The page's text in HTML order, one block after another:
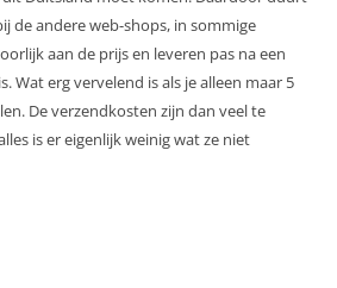
de andere web-shops, in sommige
aan de prijs en leveren pas na een
Wat erg vervelend is als je alleen maar 5
De verzendkosten zijn dan veel te
is er eigenlijk weinig wat ze niet